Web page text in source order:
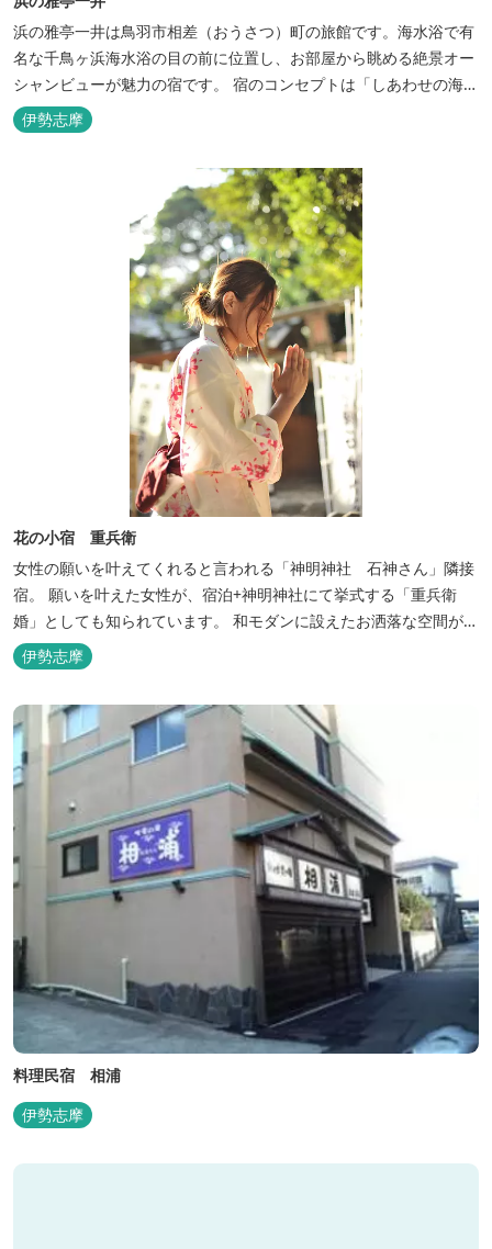
浜の雅亭一井は鳥羽市相差（おうさつ）町の旅館です。海水浴で有
名な千鳥ヶ浜海水浴の目の前に位置し、お部屋から眺める絶景オー
シャンビューが魅力の宿です。 宿のコンセプトは「しあわせの海
へ、ようきたなあ」。鳥羽市の南端「相差(おうさつ)」は太平洋に
面したみなと町。相差の海は、おいしい海産物、海女さん、美しい
千鳥ヶ浜、海に浮く富士山、水平線に昇る朝陽といった自然に恵ま
れた「しあわせの海」です。...
伊勢志摩
花の小宿 重兵衛
女性の願いを叶えてくれると言われる「神明神社 石神さん」隣接
宿。 願いを叶えた女性が、宿泊+神明神社にて挙式する「重兵衛
婚」としても知られています。 和モダンに設えたお洒落な空間が女
性に人気。
伊勢志摩
料理民宿 相浦
伊勢志摩